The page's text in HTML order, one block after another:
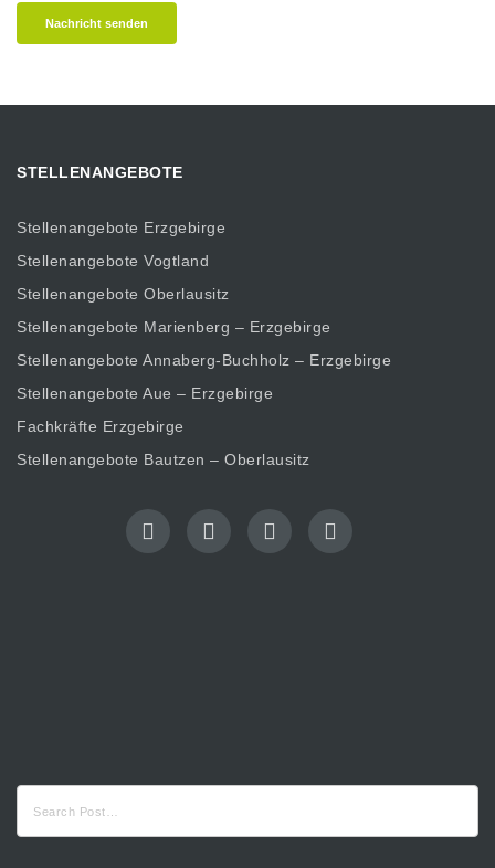
Nachricht senden
STELLENANGEBOTE
Stellenangebote Erzgebirge
Stellenangebote Vogtland
Stellenangebote Oberlausitz
Stellenangebote Marienberg – Erzgebirge
Stellenangebote Annaberg-Buchholz – Erzgebirge
Stellenangebote Aue – Erzgebirge
Fachkräfte Erzgebirge
Stellenangebote Bautzen – Oberlausitz
nach: